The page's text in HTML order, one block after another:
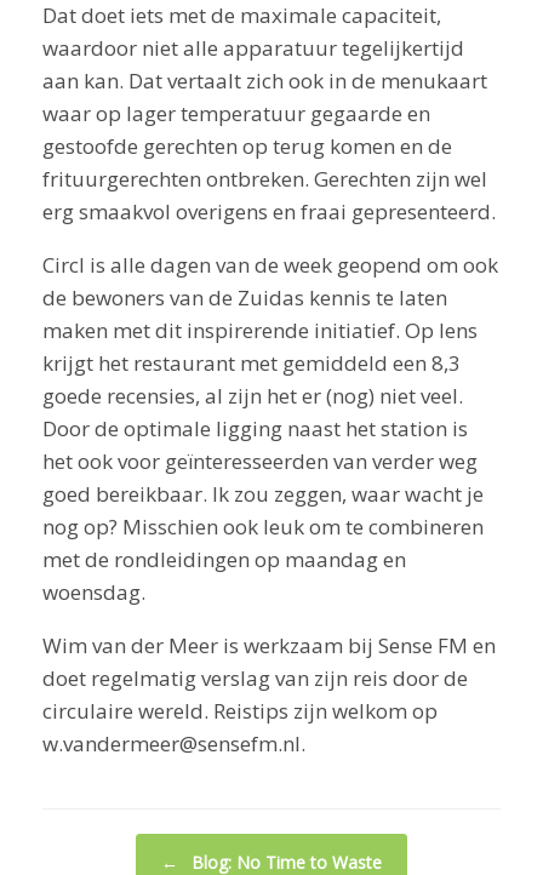
Dat doet iets met de maximale capaciteit,
waardoor niet alle apparatuur tegelijkertijd
aan kan. Dat vertaalt zich ook in de menukaart
waar op lager temperatuur gegaarde en
gestoofde gerechten op terug komen en de
frituurgerechten ontbreken. Gerechten zijn wel
erg smaakvol overigens en fraai gepresenteerd.
Circl is alle dagen van de week geopend om ook
de bewoners van de Zuidas kennis te laten
maken met dit inspirerende initiatief. Op Iens
krijgt het restaurant met gemiddeld een 8,3
goede recensies, al zijn het er (nog) niet veel.
Door de optimale ligging naast het station is
het ook voor geïnteresseerden van verder weg
goed bereikbaar. Ik zou zeggen, waar wacht je
nog op? Misschien ook leuk om te combineren
met de rondleidingen op maandag en
woensdag.
Wim van der Meer is werkzaam bij Sense FM en
doet regelmatig verslag van zijn reis door de
circulaire wereld. Reistips zijn welkom op
w.vandermeer@sensefm.nl.
← Blog: No Time to Waste